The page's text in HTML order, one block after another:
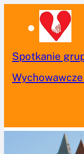
TREŚCI
audycja o